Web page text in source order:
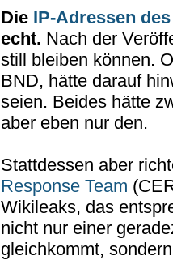
Die IP-Adressen
echt. Nach der
still bleiben können.
BND, hätte darauf
seien. Beides hätte
aber eben nur den.
Stattdessen aber
Response Team
Wikileaks, das
nicht nur einer
gleichkommt,